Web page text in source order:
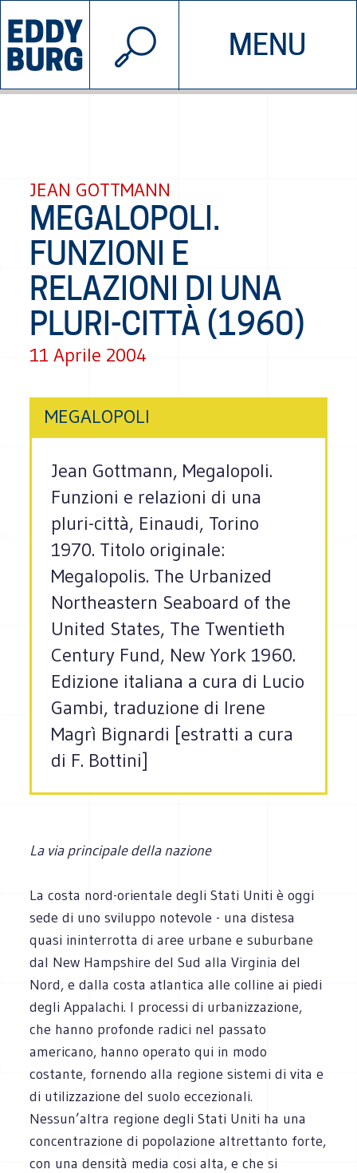
MENU
INIZIATIVE CHI SIAMO
© 2026 EDDYBURG
JEAN GOTTMANN
MEGALOPOLI.
FUNZIONI E
RELAZIONI DI UNA
PLURI-CITTÀ (1960)
11 Aprile 2004
MEGALOPOLI
Jean Gottmann, Megalopoli.
Funzioni e relazioni di una
pluri-città, Einaudi, Torino
1970. Titolo originale:
Megalopolis. The Urbanized
Northeastern Seaboard of the
United States, The Twentieth
Century Fund, New York 1960.
Edizione italiana a cura di Lucio
Gambi, traduzione di Irene
Magrì Bignardi [estratti a cura
di F. Bottini]
La via principale della nazione
La costa nord-orientale degli Stati Uniti è oggi
sede di uno sviluppo notevole - una distesa
quasi ininterrotta di aree urbane e suburbane
dal New Hampshire del Sud alla Virginia del
Nord, e dalla costa atlantica alle colline ai piedi
degli Appalachi. I processi di urbanizzazione,
che hanno profonde radici nel passato
americano, hanno operato qui in modo
costante, fornendo alla regione sistemi di vita e
di utilizzazione del suolo eccezionali.
Nessun’altra regione degli Stati Uniti ha una
concentrazione di popolazione altrettanto forte,
con una densità media cosi alta, e che si